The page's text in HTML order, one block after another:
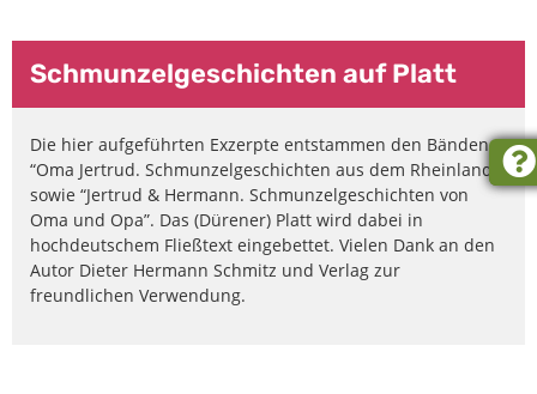
Schmunzelgeschichten auf Platt
Die hier aufgeführten Exzerpte entstammen den Bänden
“Oma Jertrud. Schmunzelgeschichten aus dem Rheinland”
sowie “Jertrud & Hermann. Schmunzelgeschichten von
Oma und Opa”. Das (Dürener) Platt wird dabei in
hochdeutschem Fließtext eingebettet. Vielen Dank an den
Autor Dieter Hermann Schmitz und Verlag zur
freundlichen Verwendung.